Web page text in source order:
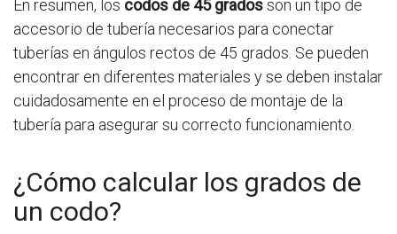
En resumen, los codos de 45 gradosson un tipo de
accesorio de tubería necesarios para conectar
tuberías en ángulos rectos de 45 grados. Se pueden
encontrar en diferentes materiales y se deben instalar
cuidadosamente en el proceso de montaje de la
tubería para asegurar su correcto funcionamiento.
¿Cómo calcular los grados de
un codo?